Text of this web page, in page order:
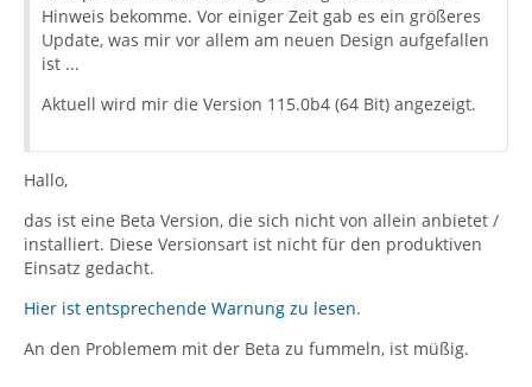
Hinweis bekomme. Vor einiger Zeit gab es ein größeres
Update, was mir vor allem am neuen Design aufgefallen
ist ...
Aktuell wird mir die Version 115.0b4 (64 Bit) angezeigt.
Hallo,
das ist eine Beta Version, die sich nicht von allein anbietet /
installiert. Diese Versionsart ist nicht für den produktiven
Einsatz gedacht.
Hier ist entsprechende Warnung zu lesen.
An den Problemem mit der Beta zu fummeln, ist müßig.